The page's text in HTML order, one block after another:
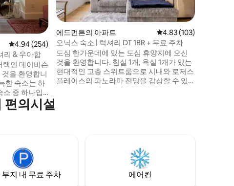
평점 4.94점(5점 만점), 후기 254개
4.94 (254)
리 & 우아함
택인 데이비슨
을 환영합니
한 숙소는 하
소 중 하나입
고 있으며, 반
스트를 위한
대학까지 차
에드먼튼의 아파트 평점 4.83점(5점 만점),
4.83 (103)
오닉스 숙소 | 럭셔리 DT 1BR + 무료 주차
도심 한가운데에 있는 도심 휴양지에 오신
것을 환영합니다. 침실 1개, 욕실 1개가 있는
현대적인 고층 스위트룸으로 시내와 로저스
플레이스의 파노라마 전망을 감상할 수 있
식사, 나이트라이프, 시내 명소에서 몇 걸음
편의시설
부지 내 무료 주차 에어컨